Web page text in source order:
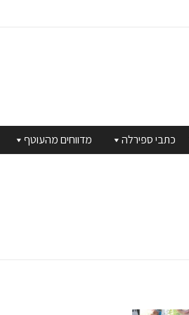
כתבי ספירלה מדווחים מהעוטף